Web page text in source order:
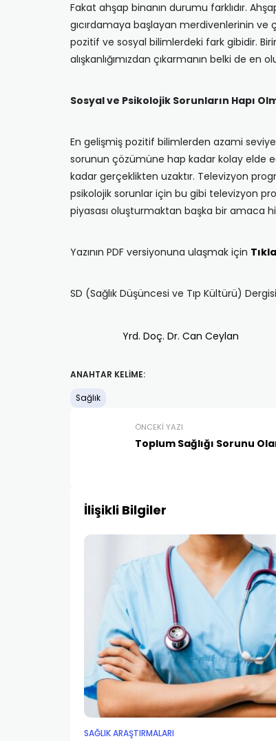
Fakat ahşap binanın durumu farklıdır.
gıcırdamaya başlayan merdivenlerinin ve
pozitif ve sosyal bilimlerdeki fark gibidir.
alışkanlığımızdan çıkarmanın belki de en
Sosyal ve Psikolojik Sorunların Hapı
En gelişmiş pozitif bilimlerden azami
sorunun çözümüne hap kadar kolay elde
kadar gerçeklikten uzaktır. Televizyon
psikolojik sorunlar için bu gibi televizyon
piyasası oluşturmaktan başka bir amaca
Yazının PDF versiyonuna ulaşmak için
SD (Sağlık Düşüncesi ve Tıp Kültürü)
Yrd. Doç. Dr. Can Ceylan
ANAHTAR KELIME:
Sağlık
ÖNCEKI YAZI
Toplum Sağlığı Sorunu
İlişikli Bilgiler
SAĞLIK ARAŞTIRMALARI